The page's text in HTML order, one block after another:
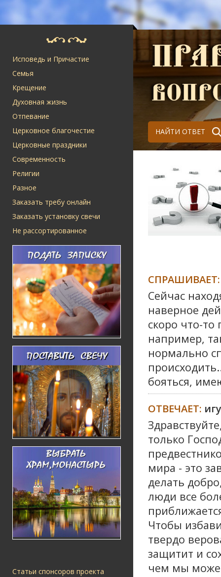
Исповедь и Причастие
Семья
Крещение
Духовная жизнь
Отпевание
Церковное благочестие
Церковные праздники
Современность
Религии
Разное
Заказать требу онлайн
Заказать установку свечи
Не рассортированное
Статьи спонсоров проекта
НАЙТИ ОТВЕТ
СПРАШИВАЕТ:
Сейчас
наверное
скоро что-
например,
нормально
бояться,
ОТВЕЧАЕТ:
только
мира - это
делать
люди все
Чтобы
твердо
защитит и
чем мы